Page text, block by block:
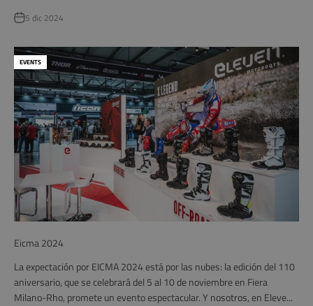
5 dic 2024
EVENTS
Eicma 2024
La expectación por EICMA 2024 está por las nubes: la edición del 110
aniversario, que se celebrará del 5 al 10 de noviembre en Fiera
Milano-Rho, promete un evento espectacular. Y nosotros, en Eleve...